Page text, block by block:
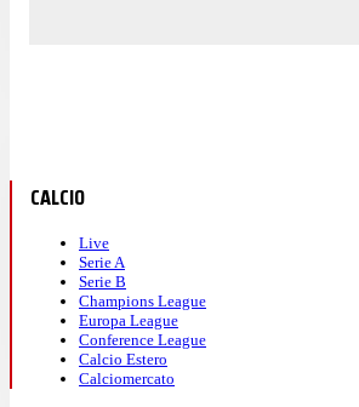
CALCIO
Live
Serie A
Serie B
Champions League
Europa League
Conference League
Calcio Estero
Calciomercato